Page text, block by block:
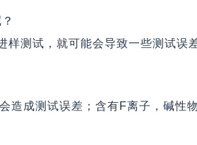
测试，就可能会导致一些测试误差
造成测试误差；含有F离子，碱性